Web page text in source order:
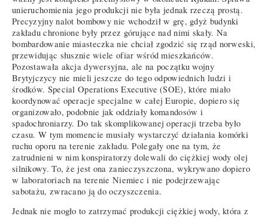
unieruchomienia jego produkcji nie była jednak rzeczą prostą.
Precyzyjny nalot bombowy nie wchodził w grę, gdyż budynki
zakładu chronione były przez górujące nad nimi skały. Na
bombardowanie miasteczka nie chciał zgodzić się rząd norweski,
przewidując słusznie wiele ofiar wśród mieszkańców.
Pozostawała akcja dywersyjna, ale na początku wojny
Brytyjczycy nie mieli jeszcze do tego odpowiednich ludzi i
środków. Special Operations Executive (SOE), które miało
koordynować operacje specjalne w całej Europie, dopiero się
organizowało, podobnie jak oddziały komandosów i
spadochroniarzy. Do tak skomplikowanej operacji trzeba było
czasu. W tym momencie musiały wystarczyć działania komórki
ruchu oporu na terenie zakładu. Polegały one na tym, że
zatrudnieni w nim konspiratorzy dolewali do ciężkiej wody olej
silnikowy. To, że jest ona zanieczyszczona, wykrywano dopiero
w laboratoriach na terenie Niemiec i nie podejrzewając
sabotażu, zwracano ją do oczyszczenia.
Jednak nie mogło to zatrzymać produkcji ciężkiej wody, która z